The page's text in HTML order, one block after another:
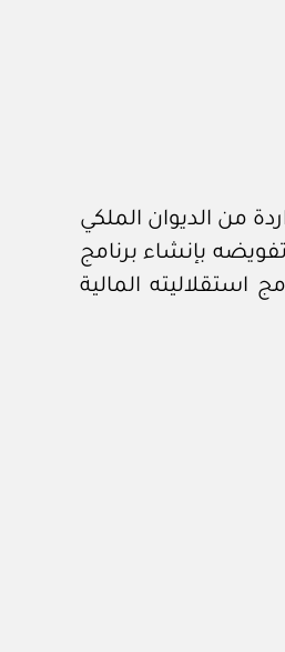
من الديوان الملكي
وتاريخ ١٠ /٩/ ١٤٤٣هـ، في شأن طلب معاليه تفويضه بإنشاء برنامج
استقلاليته المالية